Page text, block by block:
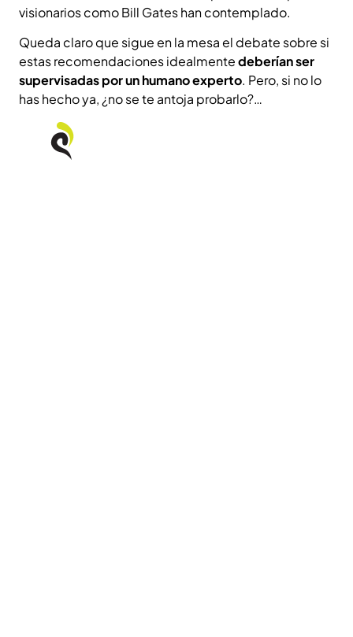
visionarios como Bill Gates han contemplado.
Queda claro que sigue en la mesa el debate sobre si
estas recomendaciones idealmentedeberían ser
supervisadas por un humano experto. Pero, si no lo
has hecho ya, ¿no se te antoja probarlo?…